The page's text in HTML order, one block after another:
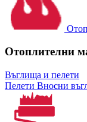
Отоплителни
Въглища и пелети
Пелети Вносни